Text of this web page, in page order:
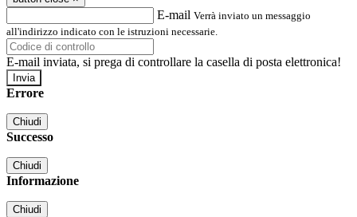
E-mail Verrà inviato un messaggio
all'indirizzo indicato con le istruzioni necessarie.
E-mail inviata, si prega di controllare la casella di posta elettronica!
Errore
Chiudi
Successo
Chiudi
Informazione
Chiudi